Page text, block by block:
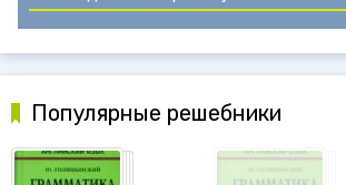
Популярные решебники